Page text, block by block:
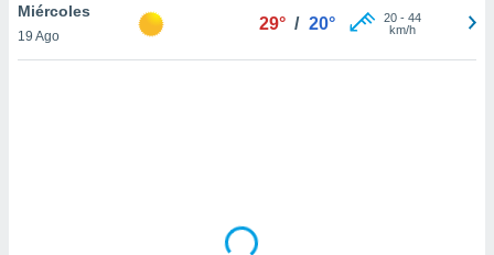
ni para
o
Miércoles
19 Ago
29° / 20° 20- 44
km/h